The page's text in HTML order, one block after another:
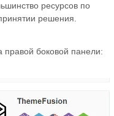
ресурсов по
решения.
правой боковой панели: